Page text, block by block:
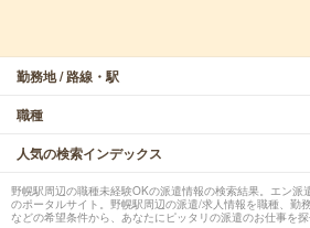
勤務地 / 路線・駅
職種
人気の検索インデックス
野幌駅周辺の職種未経験OKの派遣情報の検索結果。エン派
のポータルサイト。野幌駅周辺の派遣/求人情報を職種、勤
などの希望条件から、あなたにピッタリの派遣のお仕事を探